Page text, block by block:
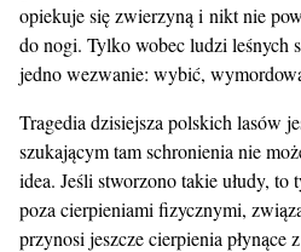
opiekuje się zwierzyną i nikt nie
do nogi. Tylko wobec ludzi leśnych
jedno wezwanie: wybić,
Tragedia dzisiejsza polskich lasów
szukającym tam schronienia nie
idea. Jeśli stworzono takie ułudy,
poza cierpieniami fizycznymi,
przynosi jeszcze cierpienia płynące